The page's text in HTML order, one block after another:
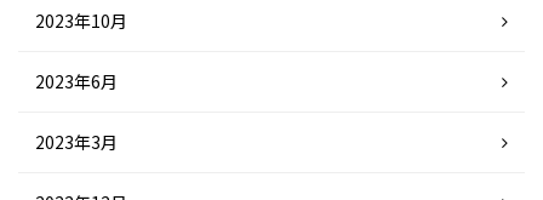
2023年10月
2023年6月
2023年3月